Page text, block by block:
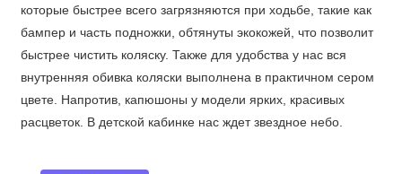
которые быстрее всего загрязняются при ходьбе, такие как
бампер и часть подножки, обтянуты экокожей, что позволит
быстрее чистить коляску. Также для удобства у нас вся
внутренняя обивка коляски выполнена в практичном сером
цвете. Напротив, капюшоны у модели ярких, красивых
расцветок. В детской кабинке нас ждет звездное небо.